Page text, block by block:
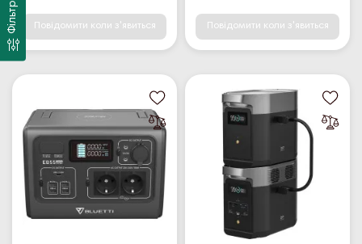
Фільтр Повідомити коли з'явиться Повідомити коли з'явиться